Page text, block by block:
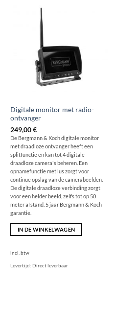
Digitale monitor met radio-
ontvanger
249,00€
De Bergmann & Koch digitale monitor
met draadloze ontvanger heeft een
splitfunctie en kan tot 4 digitale
draadloze camera's beheren. Een
opnamefunctie met lus zorgt voor
continue opslag van de camerabeelden.
De digitale draadloze verbinding zorgt
voor een helder beeld, zelfs tot op 50
meter afstand. 5 jaar Bergmann & Koch
garantie.
IN DE WINKELWAGEN
incl. btw
Levertijd: Direct leverbaar